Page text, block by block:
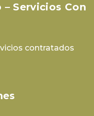
Servicios Con
contratados